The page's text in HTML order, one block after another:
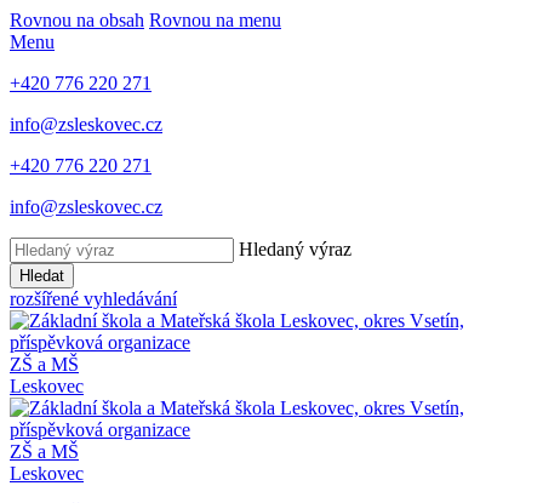
Rovnou na obsah Rovnou na menu
Menu
+420 776 220 271
info@zsleskovec.cz
+420 776 220 271
info@zsleskovec.cz
Hledaný výraz
Hledat
rozšířené vyhledávání
ZŠ a MŠ
Leskovec
ZŠ a MŠ
Leskovec